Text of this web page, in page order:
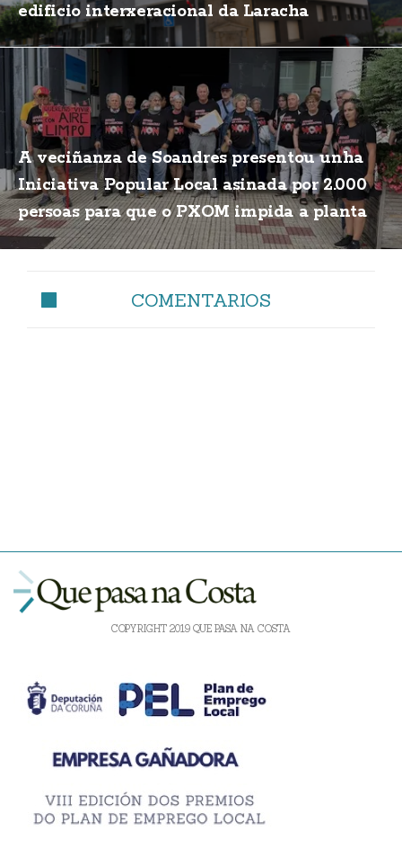
edificio interxeracional da Laracha
A veciñanza de Soandres presentou unha
Iniciativa Popular Local asinada por 2.000
persoas para que o PXOM impida a planta
de biogás
COMENTARIOS
COPYRIGHT 2019 QUE PASA NA COSTA